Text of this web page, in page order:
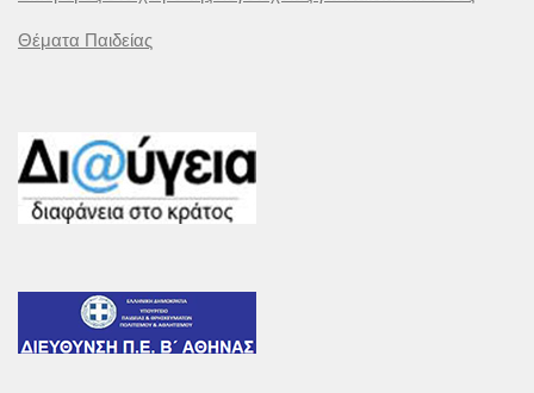
Θέματα Παιδείας